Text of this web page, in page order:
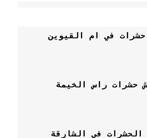
في ام القيوين
حشرات راس الخيمة
في الشارقة